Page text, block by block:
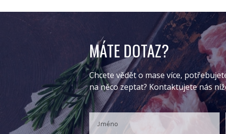
MÁTE DOTAZ?
Chcete vědět o mase více,
na něco zeptat? Kontaktujete nás